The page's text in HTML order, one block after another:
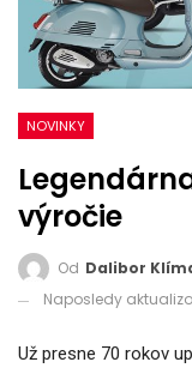
NOVINKY
výročie
Od Dalibor
Naposledy
Už presne 70 rokov